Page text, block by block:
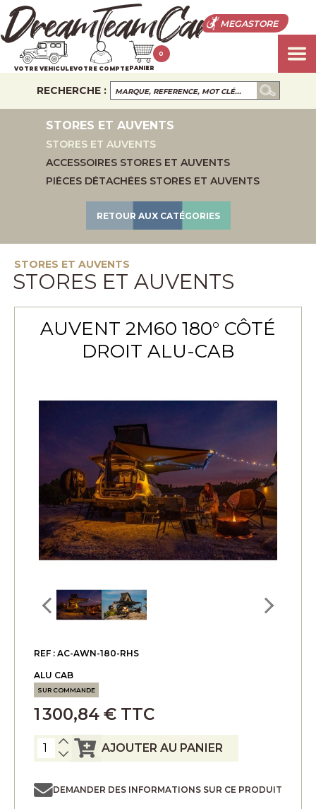
MEGASTORE
VOTRE VEHICULEVOTRE COMPTEPANIER
0
RECHERCHE :
STORES ET AUVENTS
STORES ET AUVENTS
ACCESSOIRES STORES ET AUVENTS
PIÈCES DÉTACHÉES STORES ET AUVENTS
RETOUR AUX CATÉGORIES
STORES ET AUVENTS
STORES ET AUVENTS
AUVENT 2M60 180° CÔTÉ
DROIT ALU-CAB
REF : AC-AWN-180-RHS
ALU CAB
SUR COMMANDE
1 300,84 € TTC
AJOUTER AU PANIER
DEMANDER DES INFORMATIONS SUR CE PRODUIT